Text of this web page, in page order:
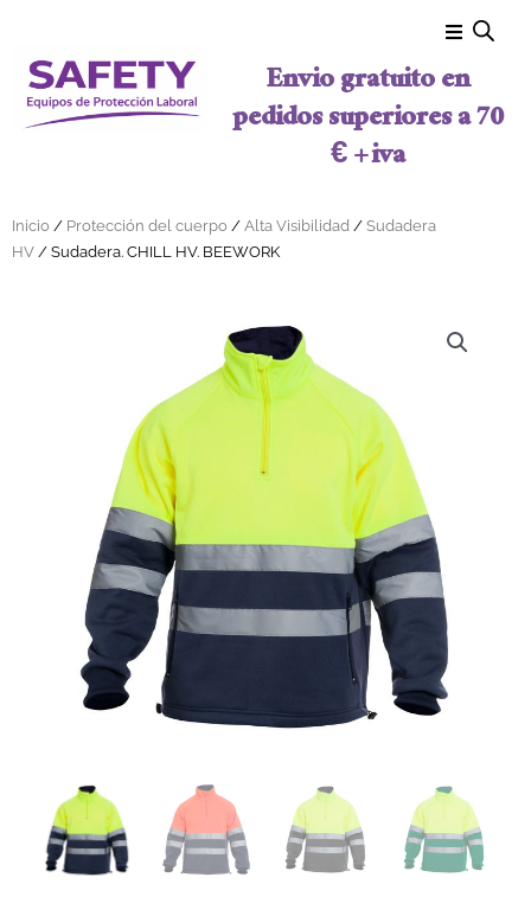
Envio gratuito en
pedidos superiores a 70
€ + iva
Inicio / Protección del cuerpo / Alta Visibilidad / Sudadera
HV / Sudadera. CHILL HV. BEEWORK